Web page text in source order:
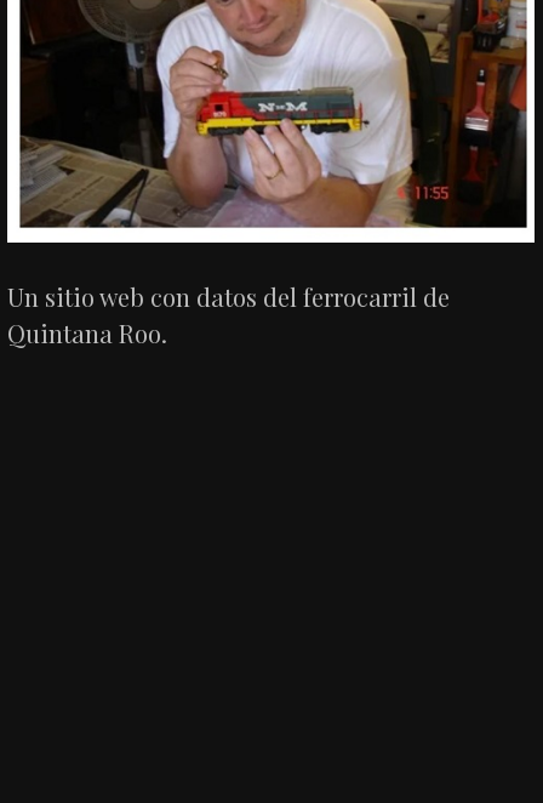
Un sitio web con datos del ferrocarril de
Quintana Roo.